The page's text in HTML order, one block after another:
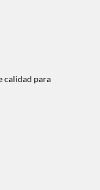
calidad para